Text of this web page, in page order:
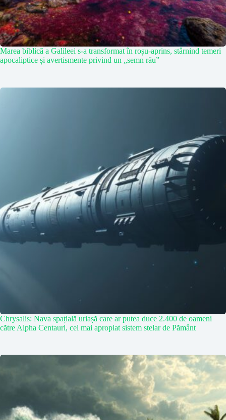
Marea biblică a Galileei s-a transformat în roșu-aprins, stârnind temeri
apocaliptice și avertismente privind un „semn rău”
Chrysalis: Nava spațială uriașă care ar putea duce 2.400 de oameni
către Alpha Centauri, cel mai apropiat sistem stelar de Pământ